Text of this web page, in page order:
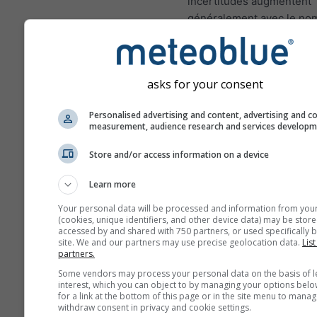
généralement avec le
jours de prévisions en
Les prévisions sont
fait, plusieurs modèles
différentes variables de
seront calculés afin
météorologiques.
Plus de données météo
Prévisions
asks for your consent
Personalised advertising and content, advertising and
measurement, audience research and services
Store and/or access information on a device
Learn more
Your personal data will be processed and information from
(cookies, unique identifiers, and other device data) may be
accessed by and shared with 750 partners, or used specifically
site. We and our partners may use precise geolocation data.
partners.
Some vendors may process your personal data on the basis of
interest, which you can object to by managing your options
for a link at the bottom of this page or in the site menu to
withdraw consent in privacy and cookie settings.